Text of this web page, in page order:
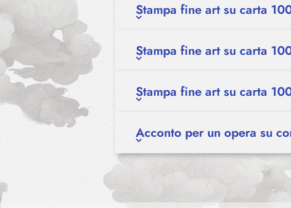
Stampa fine art su carta
Stampa fine art su carta
Stampa fine art su carta
Acconto per un opera su